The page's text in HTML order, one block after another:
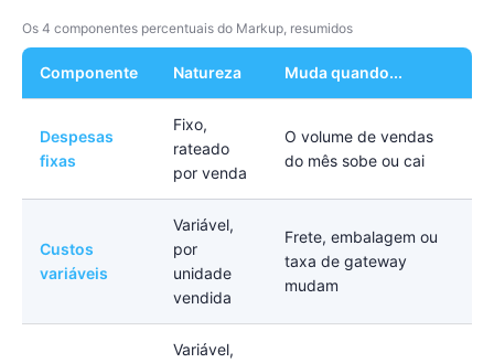
Os 4 componentes percentuais do Markup, resumidos
Componente Natureza Muda quando...
Despesas
fixas
Fixo,
rateado
por venda
O volume de vendas
do mês sobe ou cai
Custos
variáveis
Variável,
por
unidade
vendida
Frete, embalagem ou
taxa de gateway
mudam
Variável,